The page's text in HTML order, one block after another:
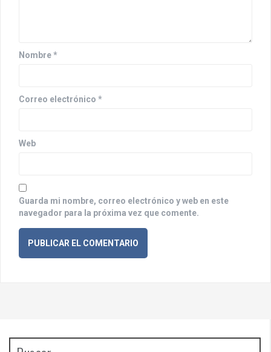
n
r
d
s
Nombre*
Correo electrónico *
Web
Guarda mi nombre, correo electrónico y web en este
navegador para la próxima vez que comente.